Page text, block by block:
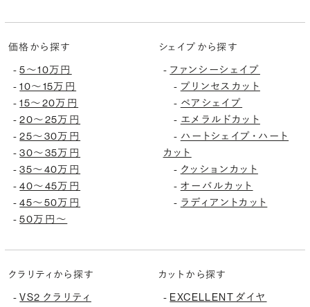
価格から探す
-5〜10万円
-10〜15万円
-15〜20万円
-20〜25万円
-25〜30万円
-30〜35万円
-35〜40万円
-40〜45万円
-45〜50万円
-50万円〜
シェイプから探す
- ファンシーシェイプ
- プリンセスカット
- ペアシェイプ
- エメラルドカット
- ハートシェイプ・ハート
カット
- クッションカット
- オーバルカット
- ラディアントカット
クラリティから探す
-VS2 クラリティ
カットから探す
- EXCELLENT ダイヤ